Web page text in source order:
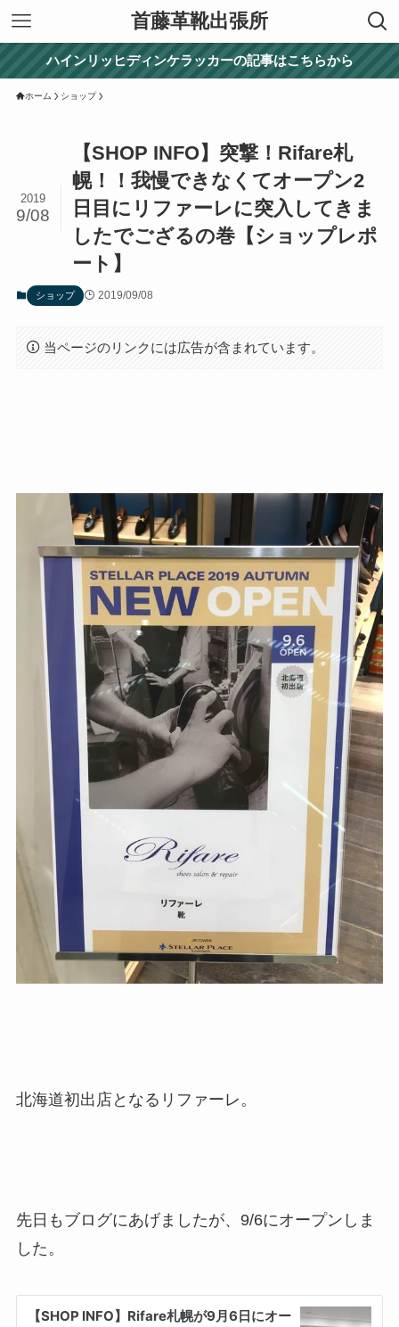
首藤革靴出張所
ハインリッヒディンケラッカーの記事はこちらから
ホーム ショップ
【SHOP INFO】突撃！Rifare札
幌！！我慢できなくてオープン2
日目にリファーレに突入してきま
したでござるの巻【ショップレポ
ート】
2019
9/08
ショップ 2019/09/08
当ページのリンクには広告が含まれています。
北海道初出店となるリファーレ。
先日もブログにあげましたが、9/6にオープンしま
した。